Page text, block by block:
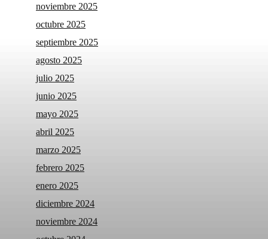
noviembre 2025
octubre 2025
septiembre 2025
agosto 2025
julio 2025
junio 2025
mayo 2025
abril 2025
marzo 2025
febrero 2025
enero 2025
diciembre 2024
noviembre 2024